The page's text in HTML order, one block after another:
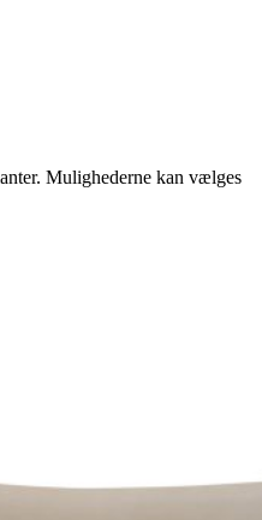
Mulighederne kan vælges